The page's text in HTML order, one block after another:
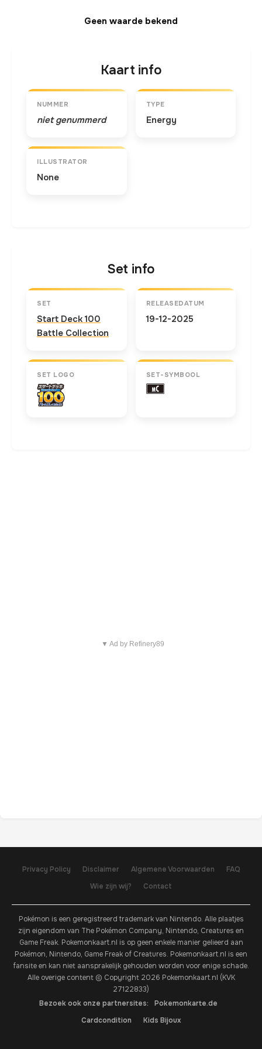
Geen waarde bekend
Kaart info
NUMMER
niet genummerd
TYPE
Energy
ILLUSTRATOR
None
Set info
SET
Start Deck 100
Battle Collection
RELEASEDATUM
19-12-2025
SET LOGO SET-SYMBOOL
▼ Ad by Refinery89
Privacy Policy Disclaimer Algemene Voorwaarden
FAQ
Wie zijn wij?
Contact
Pokémon is een geregistreerd trademark van Nintendo. Alle plaatjes
zijn eigendom van The Pokémon Company, Nintendo, Creatures en
Game Freak. Pokemonkaart.nl is op geen enkele manier gelieerd aan
Pokémon, Nintendo, Game Freak of Creatures. Pokemonkaart.nl is een
fansite en kan niet aansprakelijk gehouden worden voor enige schade.
Alle overige content © Copyright 2026 Pokemonkaart.nl (KVK
27122833)
Bezoek ook onze partnersites:
Pokemonkarte.de
Cardcondition
Kids Bijoux